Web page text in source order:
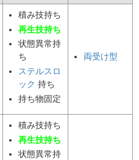
積み技持ち
再生技持ち
状態異常持
ち
ステルスロ
ック 持ち
持ち物固定
両受け型
積み技持ち
再生技持ち
状態異常持